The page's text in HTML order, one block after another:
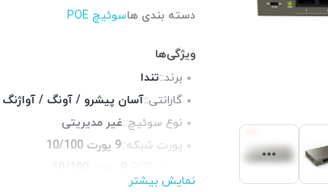
دسته بندی هاسوئیچ POE
ویژگی‌ها
برند::تندا
گارانتی::آسان پیشرو / آونگ / آواژنگ
نوع سوئیچ::غیر مدیریتی
پورت شبکه::9 پورت 10/100
نمایش بیشتر